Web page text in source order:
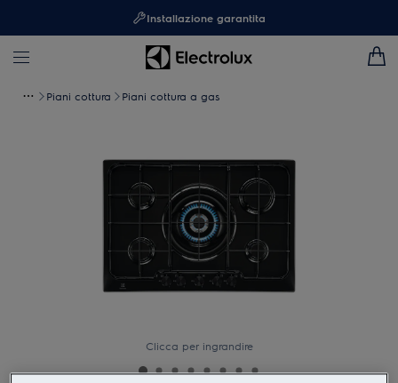
Installazione garantita
Piani cottura Piani cottura a gas
Clicca per ingrandire